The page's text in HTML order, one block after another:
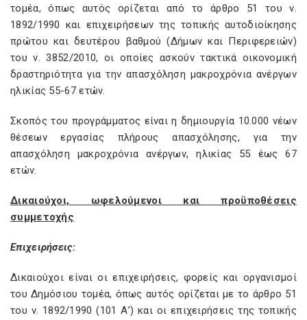
τομέα, όπως αυτός ορίζεται από το άρθρο 51 του ν.
1892/1990 και επιχειρήσεων της τοπικής αυτοδιοίκησης
πρώτου και δευτέρου βαθμού (Δήμων και Περιφερειών)
του ν. 3852/2010, οι οποίες ασκούν τακτικά οικονομική
δραστηριότητα για την απασχόληση μακροχρόνια ανέργων
ηλικίας 55-67 ετών.
Σκοπός του προγράμματος είναι η δημιουργία 10.000 νέων
θέσεων εργασίας πλήρους απασχόλησης, για την
απασχόληση μακροχρόνια ανέργων, ηλικίας 55 έως 67
ετών.
Δικαιούχοι, ωφελούμενοι και προϋποθέσεις
συμμετοχής
Επιχειρήσεις:
Δικαιούχοι είναι οι επιχειρήσεις, φορείς και οργανισμοί
του Δημόσιου τομέα, όπως αυτός ορίζεται με το άρθρο 51
του ν. 1892/1990 (101 Α’) και οι επιχειρήσεις της τοπικής